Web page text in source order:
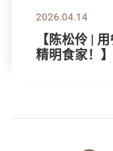
2026.04.14
【陈松伶 |
精明食家！】